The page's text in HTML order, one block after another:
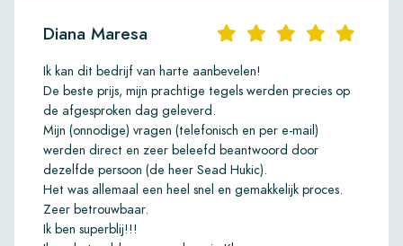
Diana Maresa
Ik kan dit bedrijf van harte aanbevelen!
De beste prijs, mijn prachtige tegels werden precies op
de afgesproken dag geleverd.
Mijn (onnodige) vragen (telefonisch en per e-mail)
werden direct en zeer beleefd beantwoord door
dezelfde persoon (de heer Sead Hukic).
Het was allemaal een heel snel en gemakkelijk proces.
Zeer betrouwbaar.
Ik ben superblij!!!